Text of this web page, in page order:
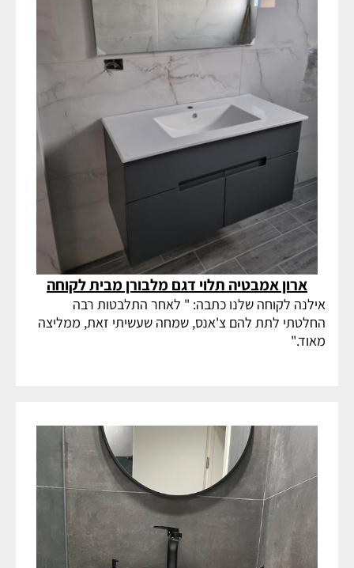
ארון אמבטיה תלוי דגם מלבורן מבית לקוחה
אילנה לקוחה שלנו כתבה: " לאחר התלבטות רבה
החלטתי לתת להם צ'אנס, שמחה שעשיתי זאת, ממליצה
מאוד."